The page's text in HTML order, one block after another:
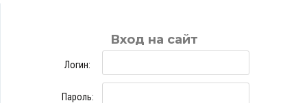
Вход на сайт
Логин:
Пароль: